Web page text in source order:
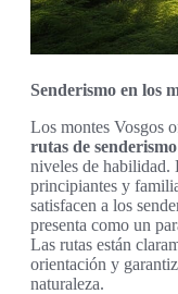
Senderismo en los
Los montes Vosgos
rutas de
niveles de habilidad.
principiantes y
satisfacen a los
presenta como un
Las rutas están
orientación y
naturaleza.